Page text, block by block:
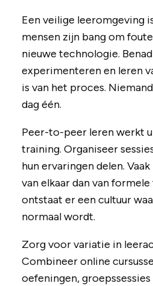
Een veilige leeromgeving
mensen zijn bang om
nieuwe technologie.
experimenteren en leren
is van het proces.
dag één.
Peer-to-peer leren werkt
training. Organiseer
hun ervaringen delen.
van elkaar dan van
ontstaat er een cultuur
normaal wordt.
Zorg voor variatie in
Combineer online
oefeningen,